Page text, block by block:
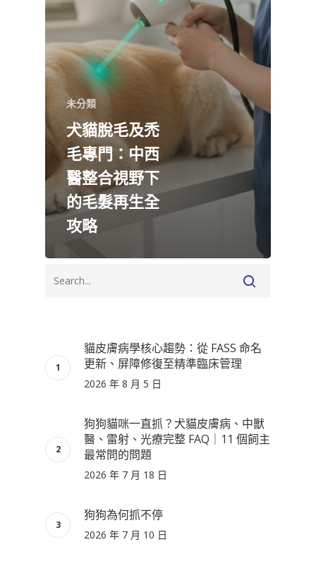
未分類
犬貓脫毛及禿
毛專門：中西
醫整合視野下
的毛髮再生全
攻略
貓皮膚病學核心趨勢：從 FASS 命名
更新、屏障修復至精準臨床管理
2026 年 8 月 5 日
狗狗貓咪一直抓？犬貓皮膚病、中獸
醫、雷射、光療完整 FAQ｜11 個飼主
最常問的問題
2026 年 7 月 18 日
狗狗為何抓不停
2026 年 7 月 10 日